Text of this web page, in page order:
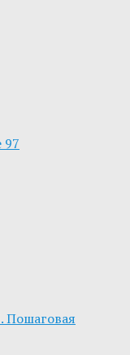
97
Пошаговая